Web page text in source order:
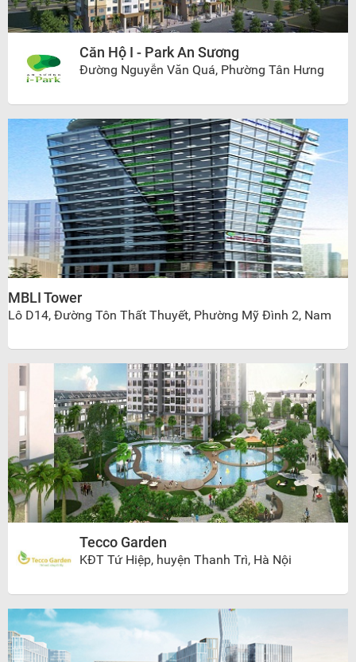
Căn Hộ I - Park An Sương
Đường Nguyễn Văn Quá, Phường Tân Hưng
MBLI Tower
Lô D14, Đường Tôn Thất Thuyết, Phường Mỹ Đình 2, Nam
Tecco Garden
KĐT Tứ Hiệp, huyện Thanh Trì, Hà Nội